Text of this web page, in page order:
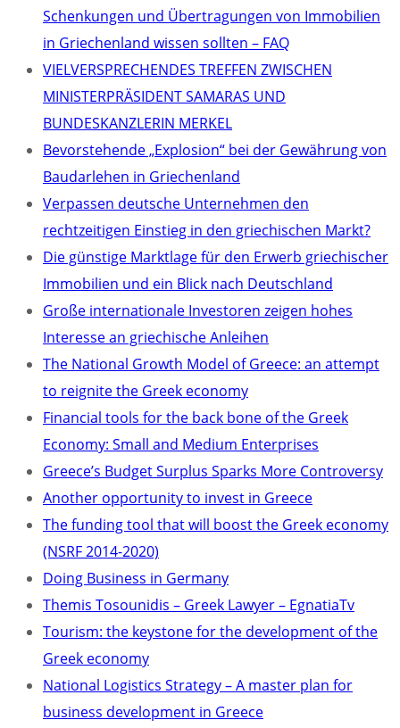
Schenkungen und Übertragungen von Immobilien
in Griechenland wissen sollten – FAQ
VIELVERSPRECHENDES TREFFEN ZWISCHEN
MINISTERPRÄSIDENT SAMARAS UND
BUNDESKANZLERIN MERKEL
Bevorstehende „Explosion“ bei der Gewährung von
Baudarlehen in Griechenland
Verpassen deutsche Unternehmen den
rechtzeitigen Einstieg in den griechischen Markt?
Die günstige Marktlage für den Erwerb griechischer
Immobilien und ein Blick nach Deutschland
Große internationale Investoren zeigen hohes
Interesse an griechische Anleihen
The National Growth Model of Greece: an attempt
to reignite the Greek economy
Financial tools for the back bone of the Greek
Economy: Small and Medium Enterprises
Greece’s Budget Surplus Sparks More Controversy
Another opportunity to invest in Greece
The funding tool that will boost the Greek economy
(NSRF 2014-2020)
Doing Business in Germany
Themis Tosounidis – Greek Lawyer – EgnatiaTv
Tourism: the keystone for the development of the
Greek economy
National Logistics Strategy – A master plan for
business development in Greece